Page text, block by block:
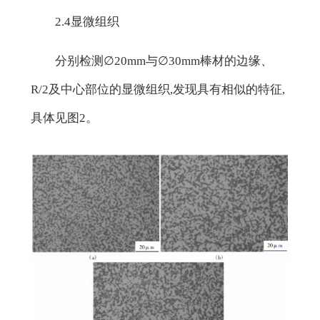
2.4显微组织
分别检测∅20mm与∅30mm棒材的边缘、
R/2及中心部位的显微组织,发现具有相似的特征,
具体见图2。